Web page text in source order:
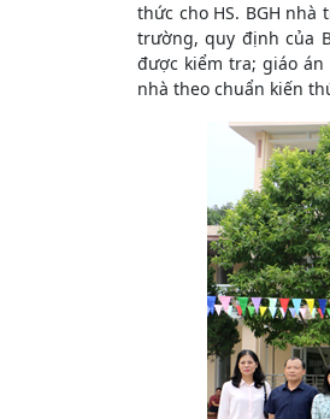
thức cho HS. BGH
trường, quy định của
được kiểm tra; giáo
nhà theo chuẩn kiến